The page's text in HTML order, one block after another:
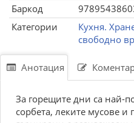
Баркод
Категории
Кухня.
свободно
Анотация
За горещите дни са най-
сорбета, леките мусове